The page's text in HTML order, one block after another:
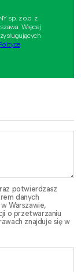
sp. z o.o. z
Więcej
potwierdzasz
danych
Warszawie,
o przetwarzaniu
znajduje się w